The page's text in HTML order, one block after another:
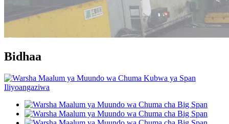
Bidhaa